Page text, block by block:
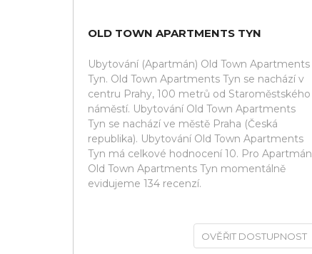
OLD TOWN APARTMENTS TYN
Ubytování (Apartmán) Old Town Apartments
Tyn. Old Town Apartments Tyn se nachází v
centru Prahy, 100 metrů od Staroměstského
náměstí. Ubytování Old Town Apartments
Tyn se nachází ve městě Praha (Česká
republika). Ubytování Old Town Apartments
Tyn má celkové hodnocení 10. Pro Apartmán
Old Town Apartments Tyn momentálně
evidujeme 134 recenzí.
OVĚŘIT DOSTUPNOST